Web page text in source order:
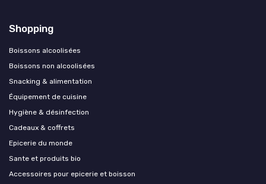
Shopping
Boissons alcoolisées
Boissons non alcoolisées
Snacking & alimentation
Équipement de cuisine
Hygiène & désinfection
Cadeaux & coffrets
Epicerie du monde
Sante et produits bio
Accessoires pour epicerie et boisson